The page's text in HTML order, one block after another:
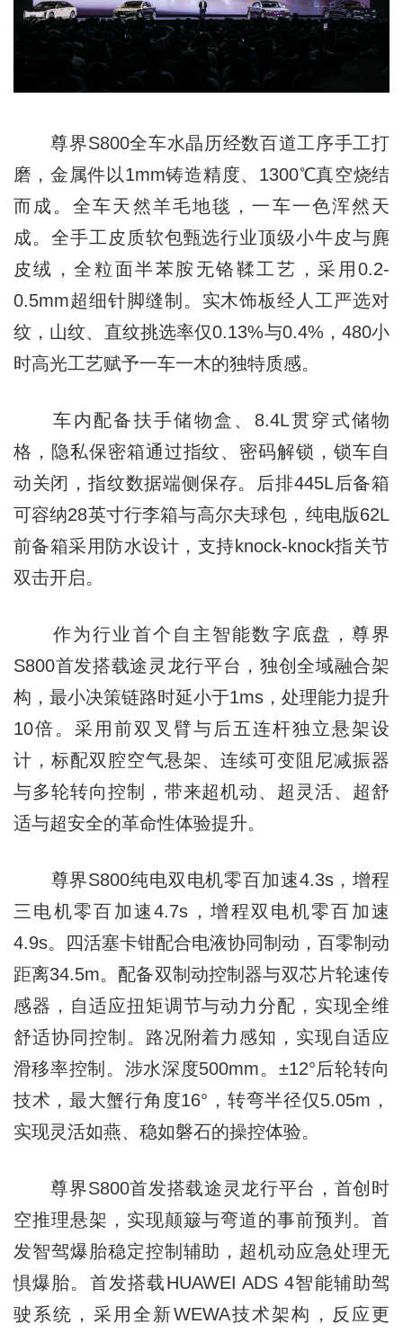
尊界S800全车水晶历经数百道工序手工打
磨，金属件以1mm铸造精度、1300℃真空烧结
而成。全车天然羊毛地毯，一车一色浑然天
成。全手工皮质软包甄选行业顶级小牛皮与麂
皮绒，全粒面半苯胺无铬鞣工艺，采用0.2-
0.5mm超细针脚缝制。实木饰板经人工严选对
纹，山纹、直纹挑选率仅0.13%与0.4%，480小
时高光工艺赋予一车一木的独特质感。
车内配备扶手储物盒、8.4L贯穿式储物
格，隐私保密箱通过指纹、密码解锁，锁车自
动关闭，指纹数据端侧保存。后排445L后备箱
可容纳28英寸行李箱与高尔夫球包，纯电版62L
前备箱采用防水设计，支持knock-knock指关节
双击开启。
作为行业首个自主智能数字底盘，尊界
S800首发搭载途灵龙行平台，独创全域融合架
构，最小决策链路时延小于1ms，处理能力提升
10倍。采用前双叉臂与后五连杆独立悬架设
计，标配双腔空气悬架、连续可变阻尼减振器
与多轮转向控制，带来超机动、超灵活、超舒
适与超安全的革命性体验提升。
尊界S800纯电双电机零百加速4.3s，增程
三电机零百加速4.7s，增程双电机零百加速
4.9s。四活塞卡钳配合电液协同制动，百零制动
距离34.5m。配备双制动控制器与双芯片轮速传
感器，自适应扭矩调节与动力分配，实现全维
舒适协同控制。路况附着力感知，实现自适应
滑移率控制。涉水深度500mm。±12°后轮转向
技术，最大蟹行角度16°，转弯半径仅5.05m，
实现灵活如燕、稳如磐石的操控体验。
尊界S800首发搭载途灵龙行平台，首创时
空推理悬架，实现颠簸与弯道的事前预判。首
发智驾爆胎稳定控制辅助，超机动应急处理无
惧爆胎。首发搭载HUAWEI ADS 4智能辅助驾
驶系统，采用全新WEWA技术架构，反应更